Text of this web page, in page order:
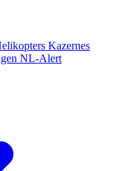
Kazernes
NL-Alert